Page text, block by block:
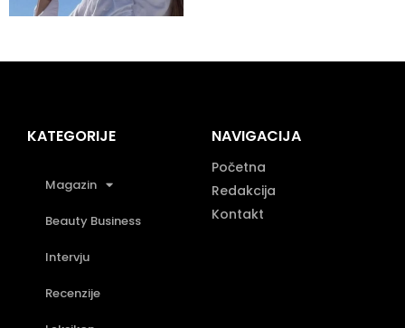
KATEGORIJE
Magazin
Beauty Business
Intervju
Recenzije
NAVIGACIJA
Početna
Redakcija
Kontakt